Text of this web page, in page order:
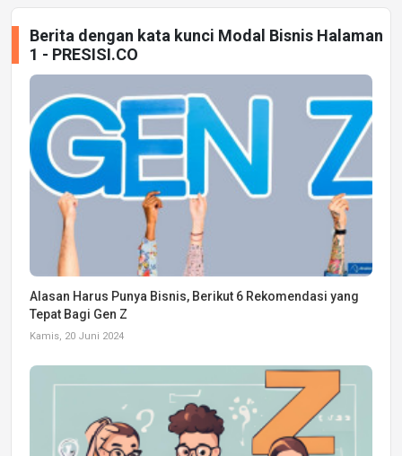
Berita dengan kata kunci Modal Bisnis Halaman
1 - PRESISI.CO
Alasan Harus Punya Bisnis, Berikut 6 Rekomendasi yang
Tepat Bagi Gen Z
Kamis, 20 Juni 2024